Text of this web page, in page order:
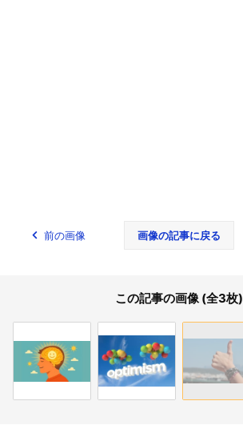
前の画像 画像の記事に戻る
この記事の画像 (全3枚)